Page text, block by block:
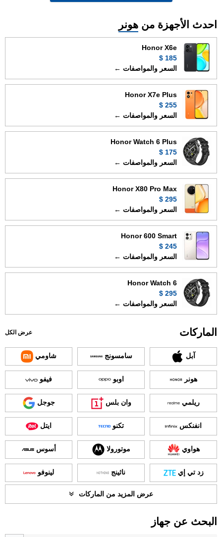
احدث الأجهزة من هونر
Honor X6e
185 $
السعر والمواصفات ←
Honor X7e Plus
255 $
السعر والمواصفات ←
Honor Watch 6 Plus
175 $
السعر والمواصفات ←
Honor X80 Pro Max
295 $
السعر والمواصفات ←
Honor 600 Smart
245 $
السعر والمواصفات ←
Honor Watch 6
295 $
السعر والمواصفات ←
الماركات عرض الكل
آبل سامسونج شاومي
هونر اوبو فيفو
ريلمي وان بلس جوجل
انفنكس تكنو ايتل
هواوي موتورولا أسوس
زد تي إي ناثينج لينوفو
عرض المزيد من الماركات
البحث عن جهاز